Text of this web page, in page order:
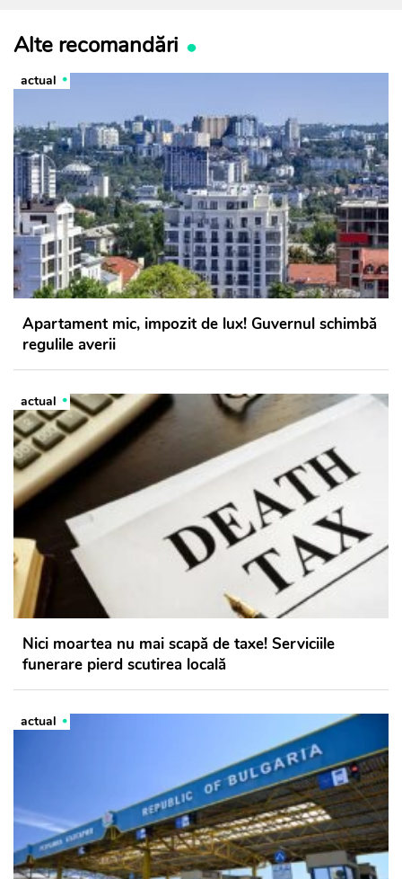
Alte recomandări
actual
Apartament mic, impozit de lux! Guvernul schimbă
regulile averii
actual
Nici moartea nu mai scapă de taxe! Serviciile
funerare pierd scutirea locală
actual